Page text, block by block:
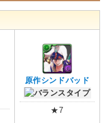
原作シンドバッド
★7